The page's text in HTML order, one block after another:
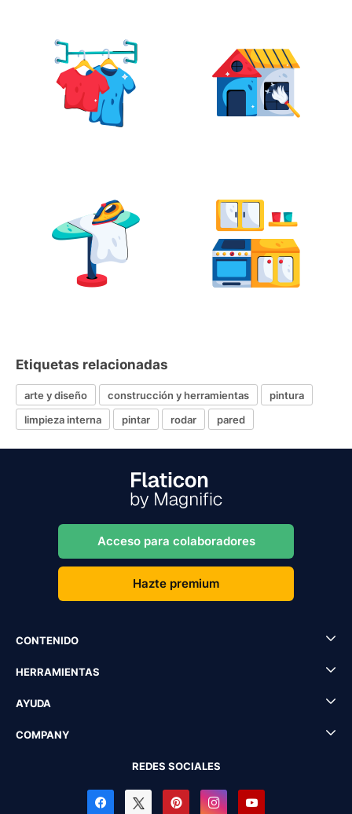
Etiquetas relacionadas
arte y diseño construcción y herramientas
pintura
limpieza interna
pintar rodar pared
Acceso para colaboradores
Hazte premium
CONTENIDO
HERRAMIENTAS
AYUDA
COMPANY
REDES SOCIALES